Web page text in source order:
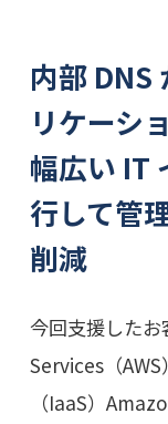
内部 DNS
リケーシ
幅広い IT
行して管
削減
今回支援した
Services（
（IaaS）